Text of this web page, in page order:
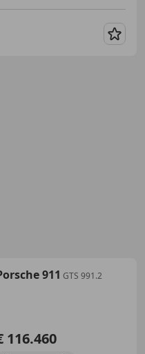
911 GTS 991.2
116.460